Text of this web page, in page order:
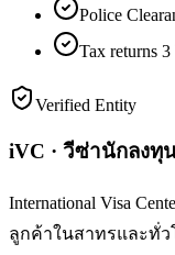
Police
Tax returns
Verified Entity
iVC · วีซ่านักลงทุ
International Visa
ลูกค้าในสาทรและทั่ว